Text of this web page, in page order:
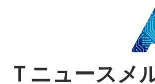
、Enzeneのバイオ
た製品について、自
る可能性もあります
3億～4億ドルかか
負担軽減という課題
を迅速にし、ピーク
て利用可能な電力容
よう貢献します。こ
FOVを切り替えるこ
、枝などの細かな対
ースポットにより、
でも豊かなディテー
Ｔニュース